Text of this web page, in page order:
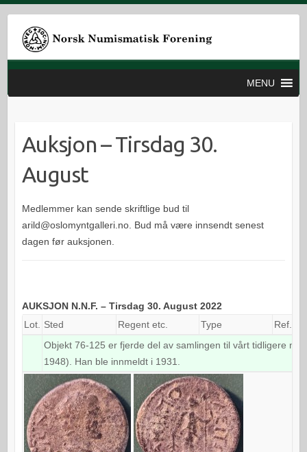
MENU
Auksjon – Tirsdag 30.
August
Medlemmer kan sende skriftlige bud til
arild@oslomyntgalleri.no. Bud må være innsendt senest
dagen før auksjonen.
AUKSJON N.N.F. – Tirsdag 30. August 2022
Lot.
Sted Regent etc. Type
Ref.
Objekt 76-125 er fjerde del av samlingen til vårt tidligere
1948). Han ble innmeldt i 1931.